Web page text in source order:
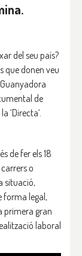
del seu país?
que donen veu
de
‘Directa‘.
de fer els 18
o
situació,
forma legal,
primera gran
laboral